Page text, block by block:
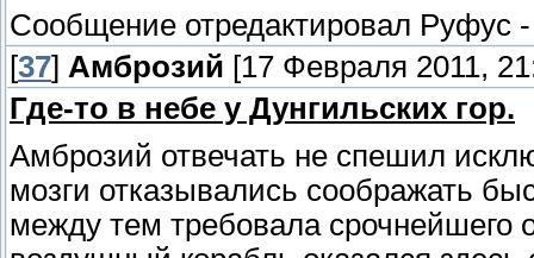
Сообщение отредактировал Руфус
[37] Амброзий [17 Февраля 2011,
Где-то в небе у Дунгильских гор.
Амброзий отвечать не спешил
мозги отказывались соображать
между тем требовала срочнейшего